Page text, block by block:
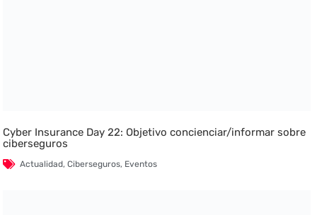
Cyber Insurance Day 22: Objetivo concienciar/informar sobre
ciberseguros
Actualidad,Ciberseguros, Eventos